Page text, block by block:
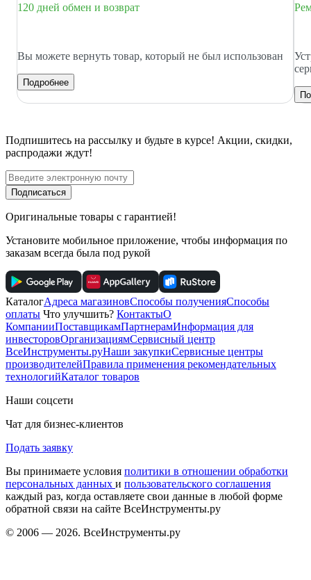
120 дней обмен и возврат
Вы можете вернуть товар, который не был использован
Подробнее
Подпишитесь на рассылку и будьте в курсе! Акции, скидки,
распродажи ждут!
Подписаться
Оригинальные товары с гарантией!
Установите мобильное приложение, чтобы информация по
заказам всегда была под рукой
КаталогАдреса магазиновСпособы полученияСпособы
оплаты Что улучшить? КонтактыО
КомпанииПоставщикамПартнерамИнформация для
инвесторовОрганизациямСервисный центр
ВсеИнструменты.руНаши закупкиСервисные центры
производителейПравила применения рекомендательных
технологийКаталог товаров
Наши соцсети
Чат для бизнес-клиентов
Подать заявку
Вы принимаете условия политики в отношении обработки
персональных данных и пользовательского соглашения
каждый раз, когда оставляете свои данные в любой форме
обратной связи на сайте ВсеИнструменты.ру
© 2006 — 2026. ВсеИнструменты.ру